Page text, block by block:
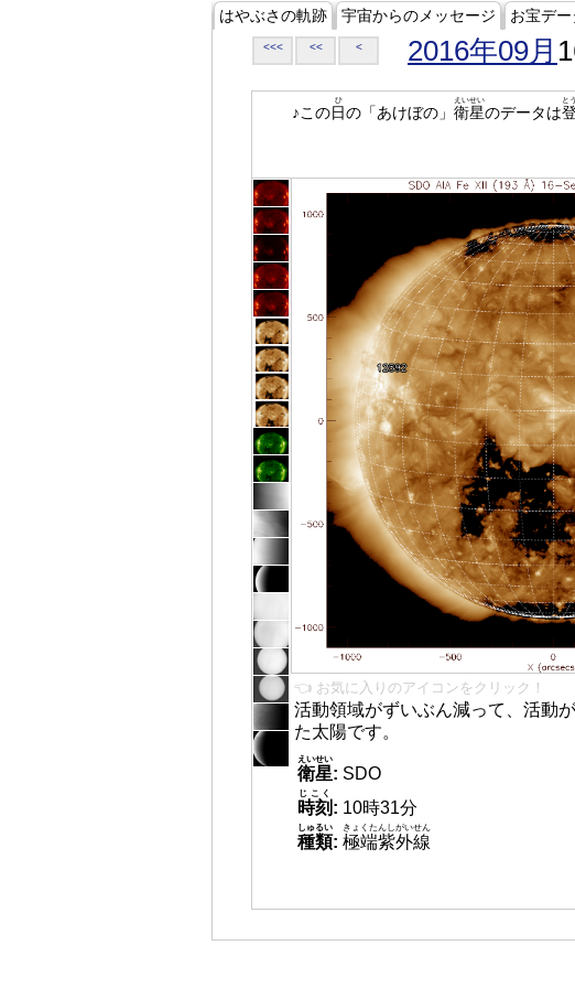
はやぶさの軌跡 宇宙からのメッセージ お宝デー
<<< << < 2016年09月
♪この日
ひ
の「あけぼの」 衛星
えいせい
のデータは
と
👈 お気に入りのアイコンをクリック！
活動領域がずいぶん減って、活動
た太陽です。
衛星
えいせい
: SDO
時刻
じこく
: 10時31分
種類
しゅるい
: 極端紫外線
きょくたんしがいせん